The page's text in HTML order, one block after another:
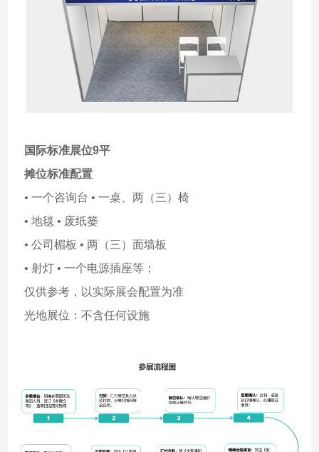
国际标准展位9平
摊位标准配置
• 一个咨询台 • 一桌、两（三）椅
• 地毯 • 废纸篓
• 公司楣板 • 两（三）面墙板
• 射灯 • 一个电源插座等；
仅供参考，以实际展会配置为准
光地展位：不含任何设施